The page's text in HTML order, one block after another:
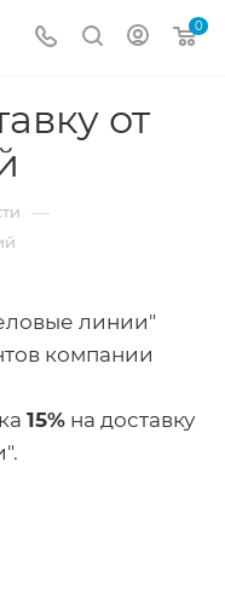
0
от
—
линии"
компании
15% на доставку